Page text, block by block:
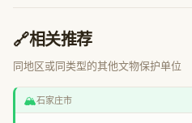
🔗相关推荐
同地区或同类型的其他文物保护单位
🏔️石家庄市